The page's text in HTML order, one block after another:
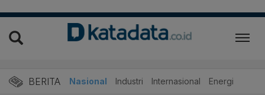
BERITA Nasional Industri Internasional Energi